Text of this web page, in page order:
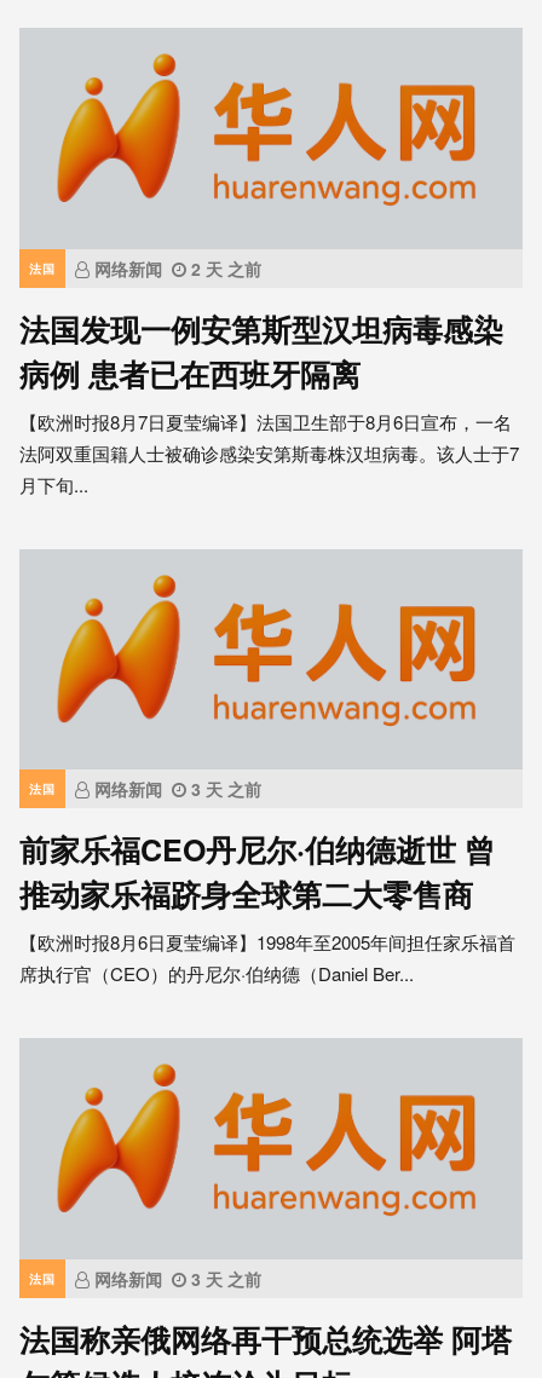
法国 网络新闻 2 天 之前
法国发现一例安第斯型汉坦病毒感染
病例 患者已在西班牙隔离
【欧洲时报8月7日夏莹编译】法国卫生部于8月6日宣布，一名
法阿双重国籍人士被确诊感染安第斯毒株汉坦病毒。该人士于7
月下旬...
法国 网络新闻 3 天 之前
前家乐福CEO丹尼尔·伯纳德逝世 曾
推动家乐福跻身全球第二大零售商
【欧洲时报8月6日夏莹编译】1998年至2005年间担任家乐福首
席执行官（CEO）的丹尼尔·伯纳德（Daniel Ber...
法国 网络新闻 3 天 之前
法国称亲俄网络再干预总统选举 阿塔